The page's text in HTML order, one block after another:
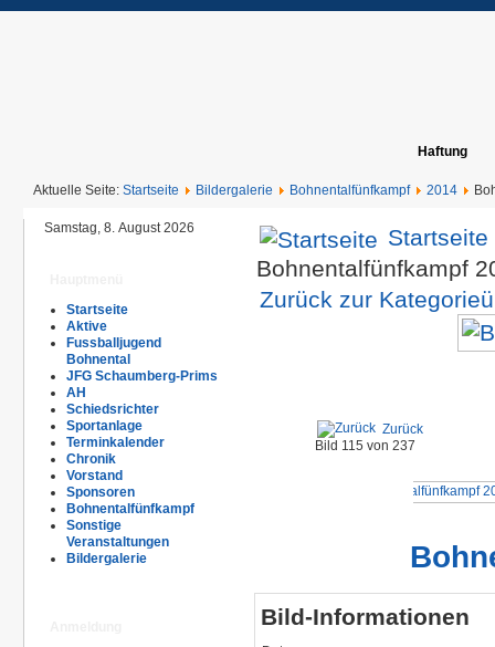
Haftung
Aktuelle Seite: Startseite Bildergalerie Bohnentalfünfkampf 2014
Samstag, 8. August 2026
Startseite
Aktive
Fussballjugend
Bohnental
JFG Schaumberg-Prims
AH
Schiedsrichter
Sportanlage
Terminkalender
Chronik
Vorstand
Sponsoren
Bohnentalfünfkampf
Sonstige
Veranstaltungen
Bildergalerie
Startseite
Bohnentalfünfkampf
Zurück zur
Zurück
Bild 115 von 237
Bild-Informationen